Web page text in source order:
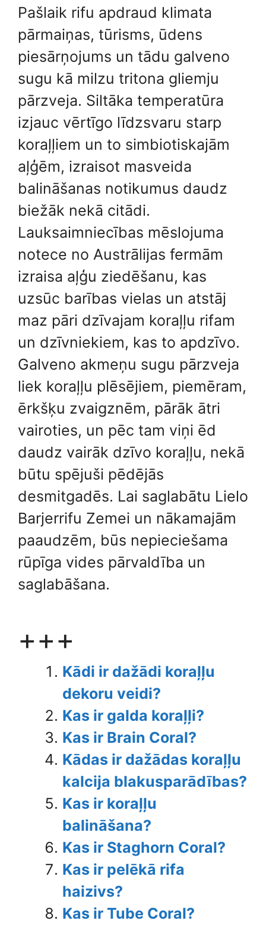
Pašlaik rifu apdraud klimata
pārmaiņas, tūrisms, ūdens
piesārņojums un tādu galveno
sugu kā milzu tritona gliemju
pārzveja. Siltāka temperatūra
izjauc vērtīgo līdzsvaru starp
koraļļiem un to simbiotiskajām
aļģēm, izraisot masveida
balināšanas notikumus daudz
biežāk nekā citādi.
Lauksaimniecības mēslojuma
notece no Austrālijas fermām
izraisa aļģu ziedēšanu, kas
uzsūc barības vielas un atstāj
maz pāri dzīvajam koraļļu rifam
un dzīvniekiem, kas to apdzīvo.
Galveno akmeņu sugu pārzveja
liek koraļļu plēsējiem, piemēram,
ērkšķu zvaigznēm, pārāk ātri
vairoties, un pēc tam viņi ēd
daudz vairāk dzīvo koraļļu, nekā
būtu spējuši pēdējās
desmitgadēs. Lai saglabātu Lielo
Barjerrifu Zemei un nākamajām
paaudzēm, būs nepieciešama
rūpīga vides pārvaldība un
saglabāšana.
+++
Kādi ir dažādi koraļļu
dekoru veidi?
Kas ir galda koraļļi?
Kas ir Brain Coral?
Kādas ir dažādas koraļļu
kalcija blakusparādības?
Kas ir koraļļu
balināšana?
Kas ir Staghorn Coral?
Kas ir pelēkā rifa
haizivs?
Kas ir Tube Coral?